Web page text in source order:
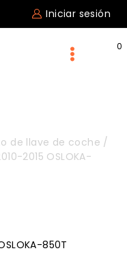
Iniciar sesión
0
de llave de coche /
2015 OSLOKA-